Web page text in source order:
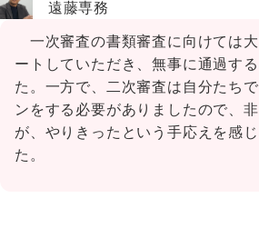
遠藤専務
一次審査の書類審査に向けては
ートしていただき、無事に通過す
た。一方で、二次審査は自分たち
ンをする必要がありましたので、
が、やりきったという手応えを感
た。